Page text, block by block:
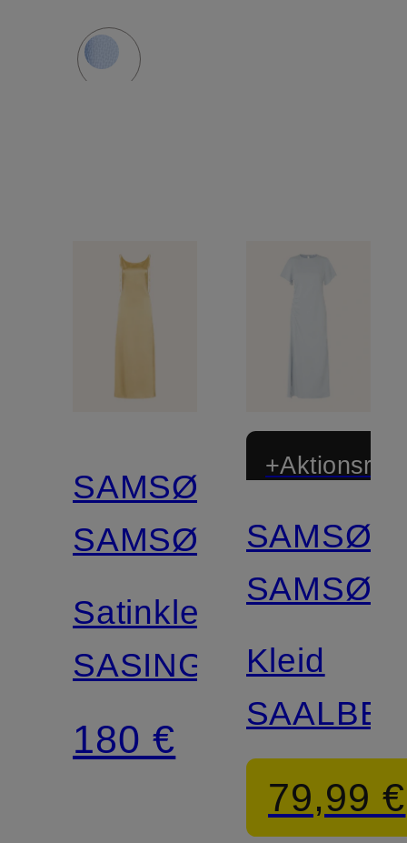
SAMSØE
SAMSØE
Satinkleid
SASINGA
180 €
SAMSØE
SAMSØE
Kleid
79,99 €